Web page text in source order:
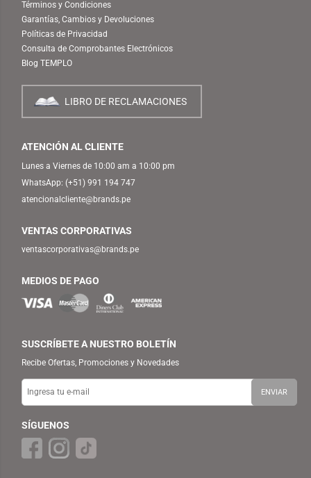
Términos y Condiciones
Garantías, Cambios y Devoluciones
Políticas de Privacidad
Consulta de Comprobantes Electrónicos
Blog TEMPLO
LIBRO DE RECLAMACIONES
ATENCIÓN AL CLIENTE
Lunes a Viernes de 10:00 am a 10:00 pm
WhatsApp: (+51) 991 194 747
atencionalcliente@brands.pe
VENTAS CORPORATIVAS
ventascorporativas@brands.pe
MEDIOS DE PAGO
SUSCRÍBETE A NUESTRO BOLETÍN
Recibe Ofertas, Promociones y Novedades
SÍGUENOS